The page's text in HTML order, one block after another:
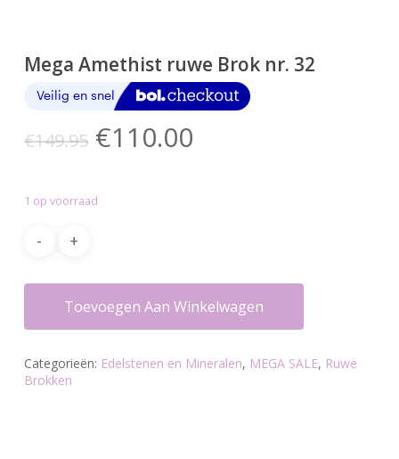
Mega Amethist ruwe Brok nr. 32
€149.95 Oorspronkelijke
was:
€149.95.
€110.00Huidige
1 op voorraad
Toevoegen Aan Winkelwagen
Categorieën: Edelstenen en Mineralen, MEGA SALE, Ruwe
Brokken